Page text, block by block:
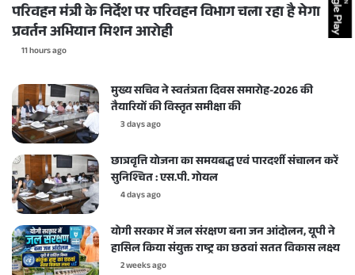
परिवहन मंत्री के निर्देश पर परिवहन विभाग चला रहा है मेगा
प्रवर्तन अभियान मिशन आरोही
11 hours ago
मुख्य सचिव ने स्वतंत्रता दिवस समारोह-2026 की
तैयारियों की विस्तृत समीक्षा की
3 days ago
छात्रवृत्ति योजना का समयबद्ध एवं पारदर्शी संचालन करें
सुनिश्चित : एस.पी. गोयल
4 days ago
योगी सरकार में जल संरक्षण बना जन आंदोलन, यूपी ने
हासिल किया संयुक्त राष्ट्र का छठवां सतत विकास लक्ष्य
2 weeks ago